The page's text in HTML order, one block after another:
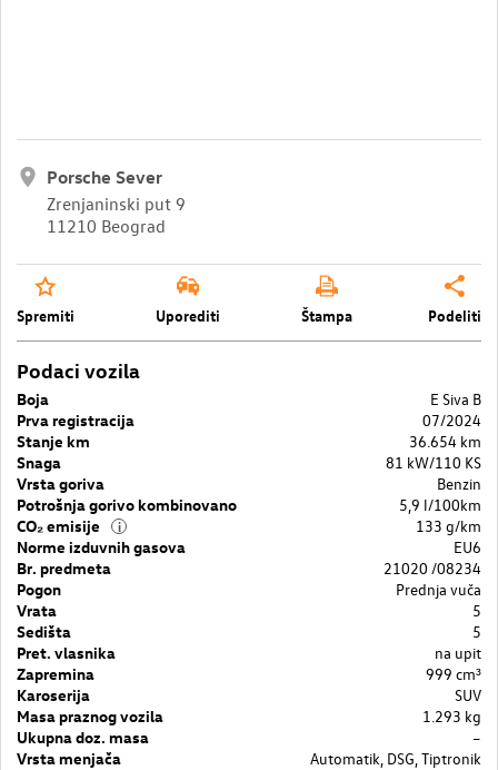
Porsche Sever
Zrenjaninski put 9
11210 Beograd
Spremiti Uporediti Štampa Podeliti
Podaci vozila
Boja
E Siva B
Prva registracija
07/2024
Stanje km
36.654 km
Snaga
81 kW/110 KS
Vrsta goriva
Benzin
Potrošnja gorivo kombinovano
5,9 l/100km
CO₂ emisije
i
133 g/km
Norme izduvnih gasova
EU6
Br. predmeta
21020 /08234
Pogon
Prednja vuča
Vrata
5
Sedišta
5
Pret. vlasnika
na upit
Zapremina
999 cm³
Karoserija
SUV
Masa praznog vozila
1.293 kg
Ukupna doz. masa
–
Vrsta menjača
Automatik, DSG, Tiptronik